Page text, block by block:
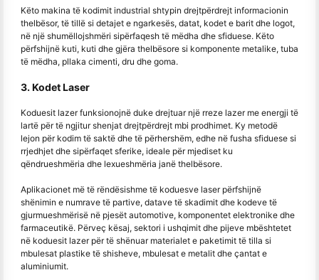
Këto makina të kodimit industrial shtypin drejtpërdrejt informacionin
thelbësor, të tillë si detajet e ngarkesës, datat, kodet e barit dhe logot,
në një shumëllojshmëri sipërfaqesh të mëdha dhe sfiduese. Këto
përfshijnë kuti, kuti dhe gjëra thelbësore si komponente metalike, tuba
të mëdha, pllaka cimenti, dru dhe goma.
3. Kodet Laser
Koduesit lazer funksionojnë duke drejtuar një rreze lazer me energji të
lartë për të ngjitur shenjat drejtpërdrejt mbi prodhimet. Ky metodë
lejon për kodim të saktë dhe të përhershëm, edhe në fusha sfiduese si
rrjedhjet dhe sipërfaqet sferike, ideale për mjediset ku
qëndrueshmëria dhe lexueshmëria janë thelbësore.
Aplikacionet më të rëndësishme të koduesve laser përfshijnë
shënimin e numrave të partive, datave të skadimit dhe kodeve të
gjurmueshmërisë në pjesët automotive, komponentet elektronike dhe
farmaceutikë. Përveç kësaj, sektori i ushqimit dhe pijeve mbështetet
në koduesit lazer për të shënuar materialet e paketimit të tilla si
mbulesat plastike të shisheve, mbulesat e metalit dhe çantat e
aluminiumit.